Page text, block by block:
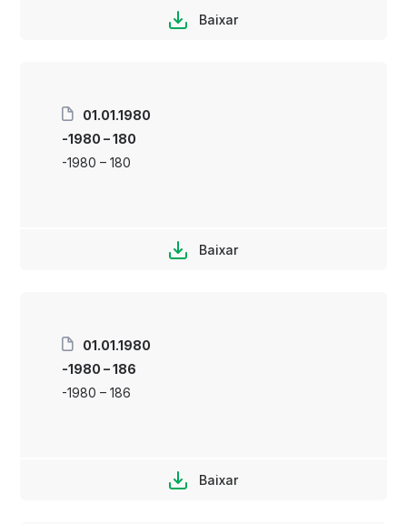
Baixar
01.01.1980
-1980 – 180
-1980 – 180
Baixar
01.01.1980
-1980 – 186
-1980 – 186
Baixar